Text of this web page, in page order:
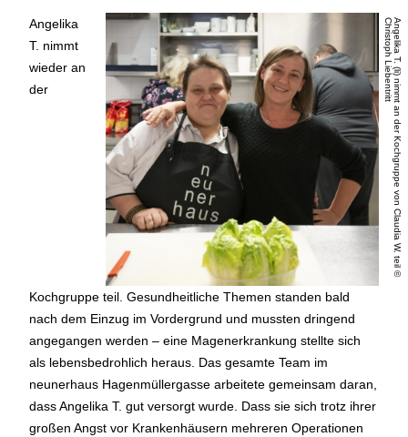
A
n
g
e
lik
a
T
.
(
li)
n
im
m
t
a
n
d
e
r
K
o
c
h
g
r
u
p
p
e
v
o
n
C
la
u
d
ia
W
.
t
e
il
©
C
h
r
is
t
o
p
h
L
ie
b
e
n
t
r
it
t
Angelika
T. nimmt
wieder an
der
Kochgruppe teil. Gesundheitliche Themen standen bald
nach dem Einzug im Vordergrund und mussten dringend
angegangen werden – eine Magenerkrankung stellte sich
als lebensbedrohlich heraus. Das gesamte Team im
neunerhaus Hagenmüllergasse arbeitete gemeinsam daran,
dass Angelika T. gut versorgt wurde. Dass sie sich trotz ihrer
großen Angst vor Krankenhäusern mehreren Operationen